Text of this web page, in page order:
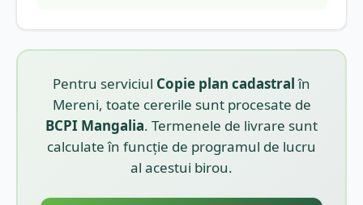
Pentru serviciul Copie plan cadastralîn
Mereni, toate cererile sunt procesate de
BCPI Mangalia. Termenele de livrare sunt
calculate în funcție de programul de lucru
al acestui birou.